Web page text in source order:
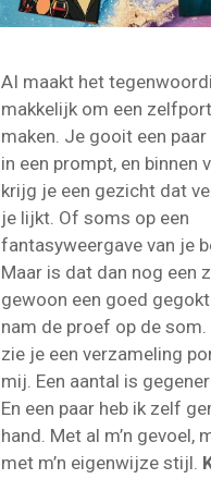
AI maakt het
makkelijk om een
maken. Je gooit een
in een prompt, en binnen
krijg je een gezicht dat
je lijkt. Of soms op een
fantasyweergave van je
Maar is dat dan nog een
gewoon een goed
nam de proef op de
zie je een verzameling
mij. Een aantal is
En een paar heb ik zelf
hand. Met al m’n gevoel,
met m’n eigenwijze stijl.